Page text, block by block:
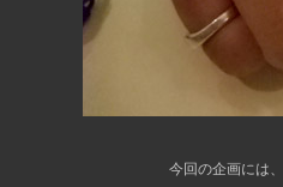
今回の企画には、あの バー